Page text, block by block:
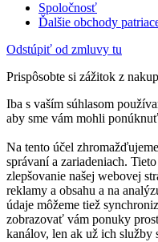
Spoločnosť
Ďalšie obchody
Odstúpiť od zmluvy tu
Prispôsobte si zážitok z
Iba s vaším súhlasom
aby sme vám mohli
Na tento účel
správaní a zariadeniach.
zlepšovanie našej webovej
reklamy a obsahu a na
údaje môžeme tiež
zobrazovať vám ponuky
kanálov, len ak už ich služby